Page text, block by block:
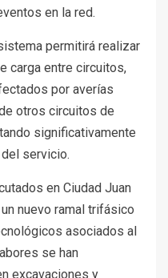
en la red.
permitirá realizar
carga entre circuitos,
por averías
otros circuitos de
significativamente
servicio.
en Ciudad Juan
nuevo ramal trifásico
asociados al
se han
excavaciones y